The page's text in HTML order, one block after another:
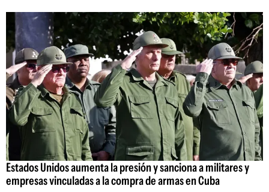
Estados Unidos aumenta la presión y sanciona a militares y
empresas vinculadas a la compra de armas en Cuba